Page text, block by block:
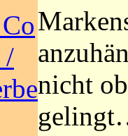
/
nicht